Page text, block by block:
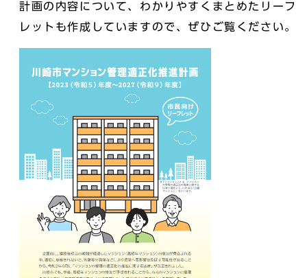
計画の内容について、わかりやすくまとめたリーフ
レットも作成していますので、ぜひご覧ください。